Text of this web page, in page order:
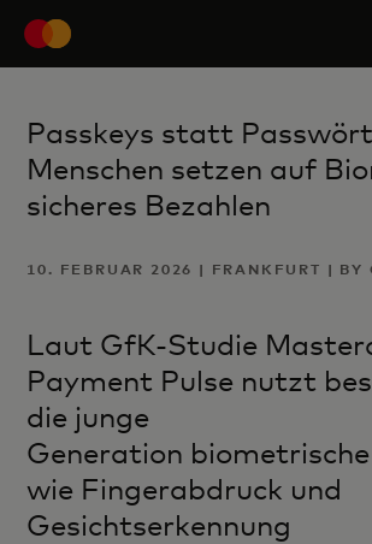
Passkeys statt
Menschen setzen auf
sicheres Bezahlen
10. FEBRUAR 2026 | FRANKFURT | BY
Laut GfK-Studie
Payment Pulse nutzt
die junge
Generation
wie Fingerabdruck und
Gesichtserkennung